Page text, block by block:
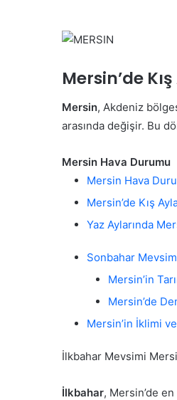
Mersin’de
Mersin, Akdeniz
arasında değişir. Bu
Mersin Hava Durumu
Mersin Hava
Mersin’de Kış
Yaz Aylarında
Sonbahar
Mersin’in
Mersin’de
Mersin’in İklimi
İlkbahar Mevsimi
İlkbahar, Mersin’de